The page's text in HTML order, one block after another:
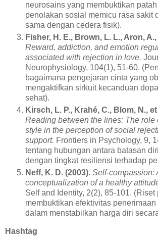
neurosains yang membuktikan
penolakan sosial memicu rasa sakit
sama dengan cedera fisik).
Fisher, H. E., Brown, L. L., Aron,
Reward, addiction, and emotion
associated with rejection in love.
Neurophysiology, 104(1), 51-60.
bagaimana pengejaran cinta yang
mengaktifkan sirkuit kecanduan
sehat).
Kirsch, L. P., Krahé, C., Blom, N.,
Reading between the lines: The role
style in the perception of social
support. Frontiers in Psychology, 9,
tentang hubungan antara batasan
dengan tingkat resiliensi terhadap
Neff, K. D. (2003). Self-compassion:
conceptualization of a healthy
Self and Identity, 2(2), 85-101.
membuktikan efektivitas
dalam menstabilkan harga diri
Hashtag